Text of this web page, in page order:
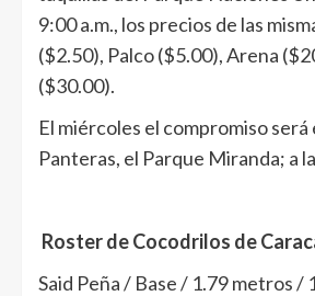
9:00 a.m., los precios de las
($2.50), Palco ($5.00), Arena
($30.00).
El miércoles el compromiso será
Panteras, el Parque Miranda; a
Roster de Cocodrilos de
Said Peña / Base / 1.79 metros /